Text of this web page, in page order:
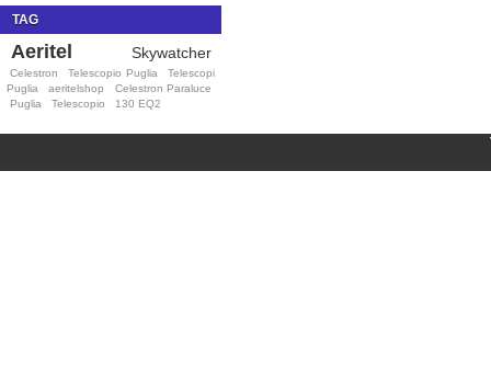
TAG
Aeritel Skywatcher
Celestron Telescopio Puglia
Telescopi
Puglia
aeritelshop
Celestron Paraluce
Puglia
Telescopio 130 EQ2